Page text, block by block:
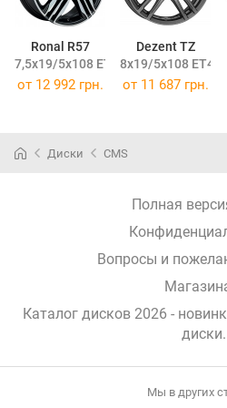
Ronal R57
7,5x19/5x108 ET55 DIA76
Dezent TZ
8x19/5x108 ET45
от 12 992 грн. от 11 687 грн.
Диски CMS
Полная
Вопросы и
Каталог дисков 2026 -
диски.
Мы в других